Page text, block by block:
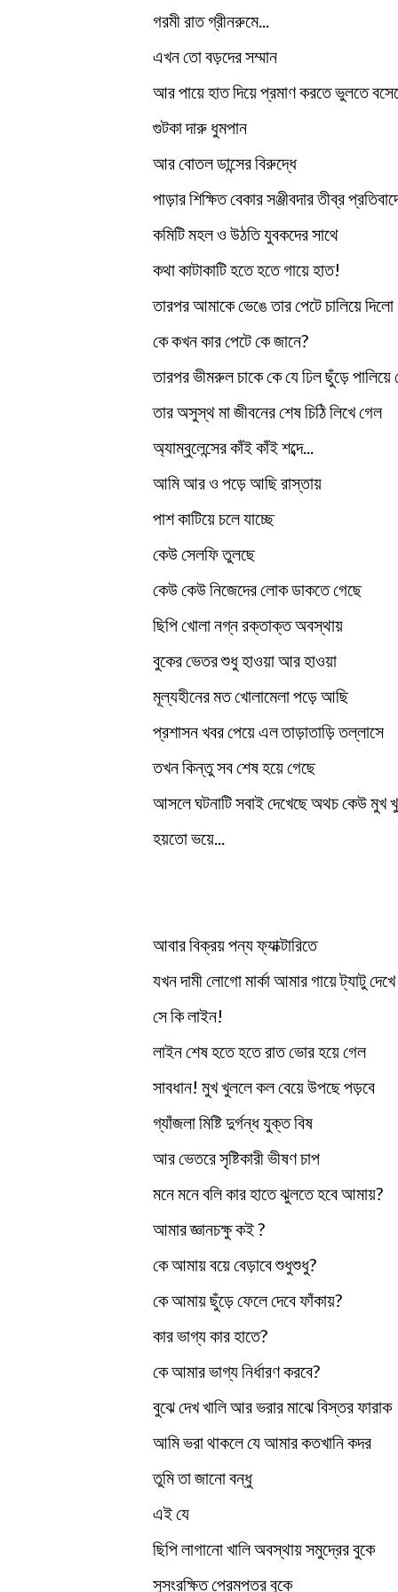
গরমী রাত গ্রীনরুমে...
এখন তো বড়দের সম্মান
আর পায়ে হাত দিয়ে প্রমাণ করতে ভুলতে
গুটকা দারু ধুমপান
আর বোতল ডান্সের বিরুদ্ধে
পাড়ার শিক্ষিত বেকার সঞ্জীবদার তীব্র
কমিটি মহল ও উঠতি যুবকদের সাথে
কথা কাটাকাটি হতে হতে গায়ে হাত!
তারপর আমাকে ভেঙে তার পেটে চালিয়ে দিলো
কে কখন কার পেটে কে জানে?
তারপর ভীমরুল চাকে কে যে ঢিল ছুঁড়ে পালিয়ে
তার অসুস্থ মা জীবনের শেষ চিঠি লিখে গেল
অ্যাম্বুলেন্সের কাঁই কাঁই শব্দে...
আমি আর ও পড়ে আছি রাস্তায়
পাশ কাটিয়ে চলে যাচ্ছে
কেউ সেলফি তুলছে
কেউ কেউ নিজেদের লোক ডাকতে গেছে
ছিপি খোলা নগ্ন রক্তাক্ত অবস্থায়
বুকের ভেতর শুধু হাওয়া আর হাওয়া
মূল্যহীনের মত খোলামেলা পড়ে আছি
প্রশাসন খবর পেয়ে এল তাড়াতাড়ি তল্লাসে
তখন কিন্তু সব শেষ হয়ে গেছে
আসলে ঘটনাটি সবাই দেখেছে অথচ কেউ মুখ
হয়তো ভয়ে...
আবার বিক্রয় পন্য ফ্যাক্টারিতে
যখন দামী লোগো মার্কা আমার গায়ে ট্যাটু দেখে
সে কি লাইন!
লাইন শেষ হতে হতে রাত ভোর হয়ে গেল
সাবধান! মুখ খুললে কল বেয়ে উপছে পড়বে
গ্যাঁজলা মিষ্টি দুর্গন্ধ যুক্ত বিষ
আর ভেতরে সৃষ্টিকারী ভীষণ চাপ
মনে মনে বলি কার হাতে ঝুলতে হবে আমায়?
আমার জ্ঞানচক্ষু কই ?
কে আমায় বয়ে বেড়াবে শুধুশুধু?
কে আমায় ছুঁড়ে ফেলে দেবে ফাঁকায়?
কার ভাগ্য কার হাতে?
কে আমার ভাগ্য নির্ধারণ করবে?
বুঝে দেখ খালি আর ভরার মাঝে বিস্তর ফারাক
আমি ভরা থাকলে যে আমার কতখানি কদর
তুমি তা জানো বন্ধু
এই যে
ছিপি লাগানো খালি অবস্থায় সমুদ্রের বুকে
সুসংরক্ষিত প্রেমপত্র বুকে